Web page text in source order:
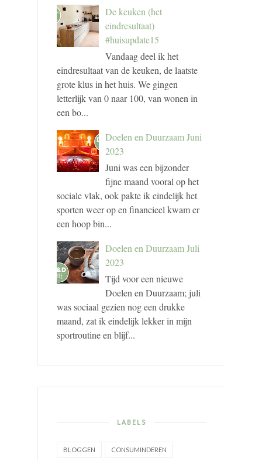
De keuken (het
eindresultaat)
#huisupdate15
Vandaag deel ik het
eindresultaat van de keuken, de laatste
grote klus in het huis. We gingen
letterlijk van 0 naar 100, van wonen in
een bo...
Doelen en Duurzaam Juni
2023
Juni was een bijzonder
fijne maand vooral op het
sociale vlak, ook pakte ik eindelijk het
sporten weer op en financieel kwam er
een hoop bin...
Doelen en Duurzaam Juli
2023
Tijd voor een nieuwe
Doelen en Duurzaam; juli
was sociaal gezien nog een drukke
maand, zat ik eindelijk lekker in mijn
sportroutine en blijf...
LABELS
BLOGGEN CONSUMINDEREN